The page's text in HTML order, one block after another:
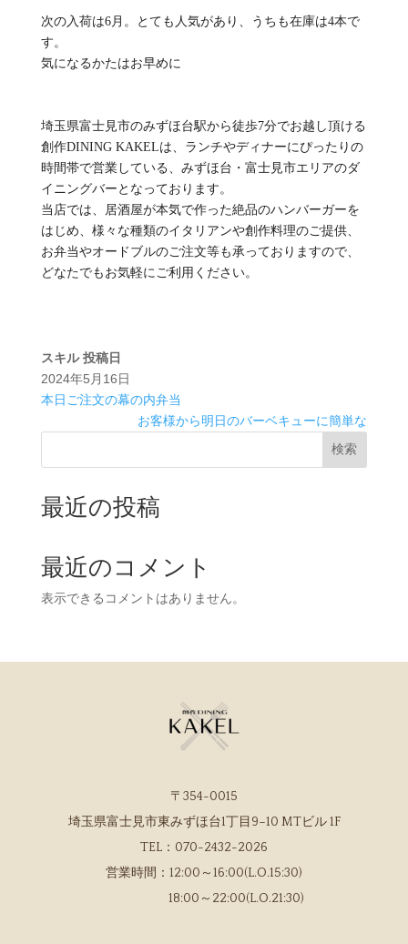
次の入荷は6月。とても人気があり、うちも在庫は4本で
す。
気になるかたはお早めに
埼玉県富士見市のみずほ台駅から徒歩7分でお越し頂ける
創作DINING KAKELは、ランチやディナーにぴったりの
時間帯で営業している、みずほ台・富士見市エリアのダ
イニングバーとなっております。
当店では、居酒屋が本気で作った絶品のハンバーガーを
はじめ、様々な種類のイタリアンや創作料理のご提供、
お弁当やオードブルのご注文等も承っておりますので、
どなたでもお気軽にご利用ください。
スキル 投稿日
2024年5月16日
本日ご注文の幕の内弁当
お客様から明日のバーベキューに簡単な
検索
最近の投稿
最近のコメント
表示できるコメントはありません。
〒354-0015
埼玉県富士見市東みずほ台1丁目9−10 MTビル 1F
TEL： 070-2432-2026
営業時間： 12:00～16:00(L.O.15:30)
18:00～22:00(L.O.21:30)